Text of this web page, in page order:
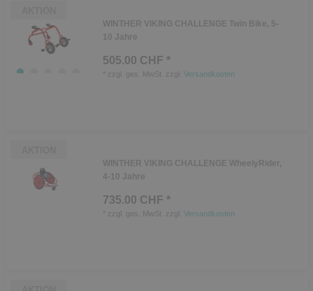
WINTHER VIKING CHALLENGE Twin Bike, 5-
10 Jahre
505.00 CHF *
zzgl. ges. MwSt. zzgl. Versandkosten
WINTHER VIKING CHALLENGE WheelyRider,
4-10 Jahre
735.00 CHF *
zzgl. ges. MwSt. zzgl. Versandkosten